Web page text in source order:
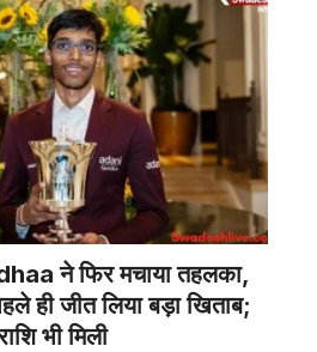
ने फिर मचाया तहलका,
ही जीत लिया बड़ा खिताब;
भी मिली